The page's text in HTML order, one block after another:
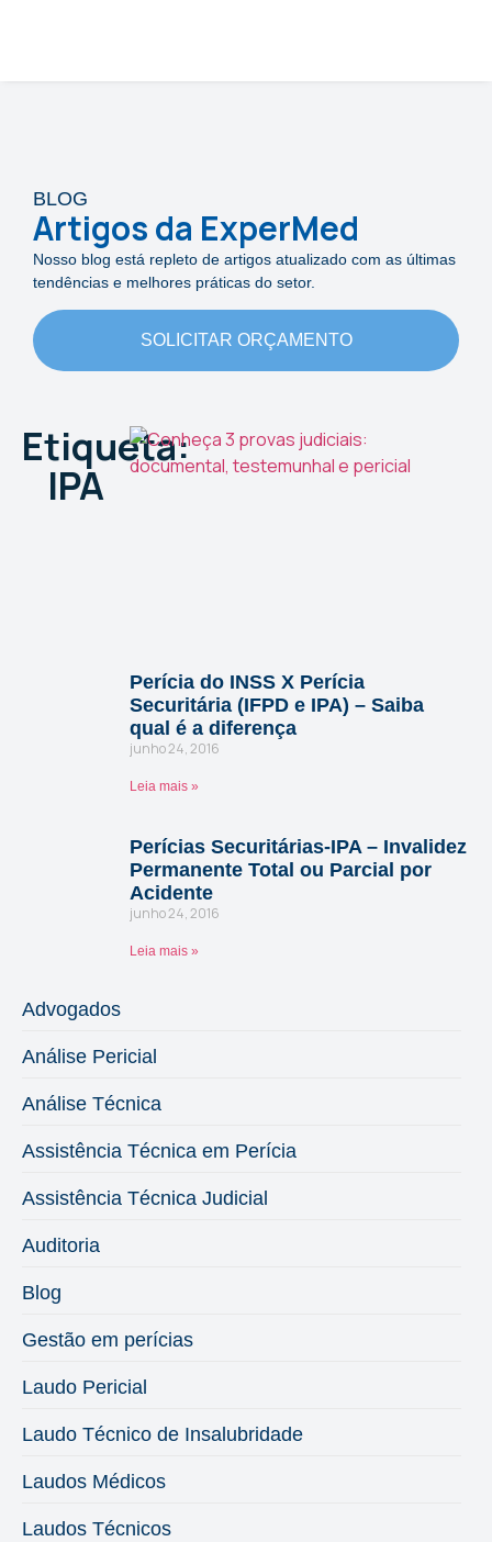
BLOG
Artigos da ExperMed
Nosso blog está repleto de artigos atualizado com as últimas
tendências e melhores práticas do setor.
SOLICITAR ORÇAMENTO
Etiqueta:
IPA
Perícia do INSS X Perícia
Securitária (IFPD e IPA) – Saiba
qual é a diferença
junho 24, 2016
Leia mais »
Perícias Securitárias-IPA – Invalidez
Permanente Total ou Parcial por
Acidente
junho 24, 2016
Leia mais »
Advogados
Análise Pericial
Análise Técnica
Assistência Técnica em Perícia
Assistência Técnica Judicial
Auditoria
Blog
Gestão em perícias
Laudo Pericial
Laudo Técnico de Insalubridade
Laudos Médicos
Laudos Técnicos